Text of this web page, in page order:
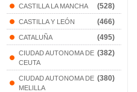
CASTILLA LA MANCHA (528)
CASTILLA Y LEÓN (466)
CATALUÑA (495)
CIUDAD AUTONOMA DE
CEUTA
(382)
CIUDAD AUTONOMA DE
MELILLA
(380)